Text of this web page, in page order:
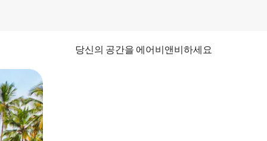
당신의 공간을 에어비앤비하세요